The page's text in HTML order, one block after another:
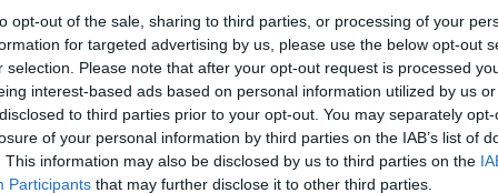
opt-out of the sale, sharing to third parties, or processing of your
for targeted advertising by us, please use the below opt-out
selection. Please note that after your opt-out request is processed
interest-based ads based on personal information utilized by us
to third parties prior to your opt-out. You may separately
of your personal information by third parties on the IAB’s list of
This information may also be disclosed by us to third parties on the
Participants that may further disclose it to other third parties.
si stringe attorno al rapporto
tra quel padre, autoritario e dispotico, e
timida, depressa, ma non del tutto
quando, mutate le condizioni
sente annunciare trionfalmente dal
ritornare a Shanghai, senza
prova una cocente afflizione
Rudy Giuliani a Come States?
Trump, Meloni e la strategia
americana